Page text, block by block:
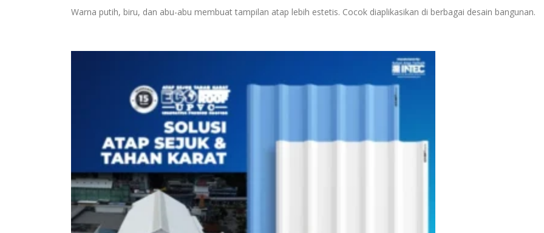
Warna putih, biru, dan abu-abu membuat tampilan atap lebih estetis. Cocok diaplikasikan di berbagai desain bangunan.